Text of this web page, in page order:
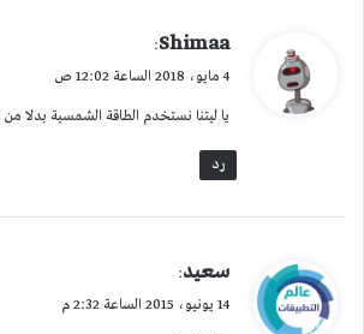
ي
ل
Shimaa
:
4 مايو، 2018 الساعة 12:02 ص
يا ليتنا نستخدم الطاقة الشمسية بدلا من
رد
يسعيد:
14 يونيو، 2015 الساعة 2:32 م